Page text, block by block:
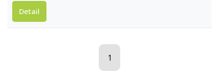
Detail
1